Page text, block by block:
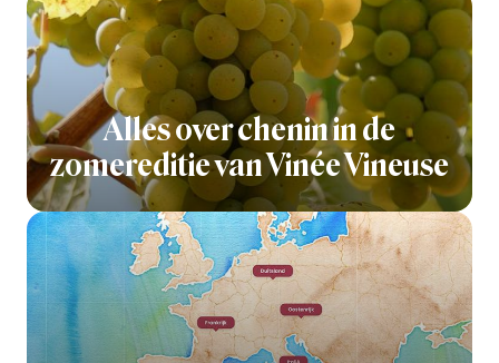
Alles over chenin in de
zomereditie van Vinée Vineuse